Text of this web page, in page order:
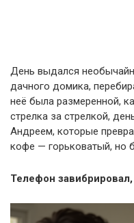
День выдался
дачного домика,
неё была размеренной,
стрелка за стрелкой,
Андреем, которые
кофе — горьковатый, но
Телефон